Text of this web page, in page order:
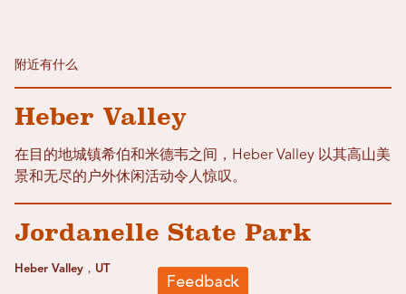
附近有什么
Heber Valley
在目的地城镇希伯和米德韦之间，Heber Valley 以其高山美
景和无尽的户外休闲活动令人惊叹。
Jordanelle State Park
Heber Valley，UT